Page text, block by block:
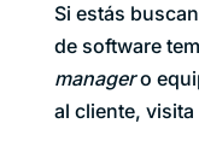
Si estás
de software
managero
al cliente, visita